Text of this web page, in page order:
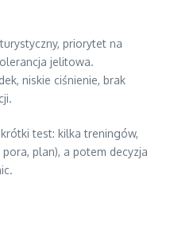
priorytet na
jelitowa.
niskie ciśnienie, brak
test: kilka treningów,
pora, plan), a potem decyzja